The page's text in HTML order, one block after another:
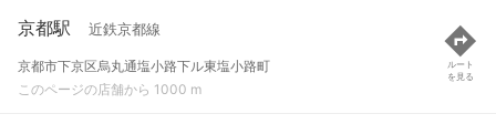
京都駅 近鉄京都線
京都市下京区烏丸通塩小路下ル東塩小路町
このページの店舗から 1000 m
ルート
を見る